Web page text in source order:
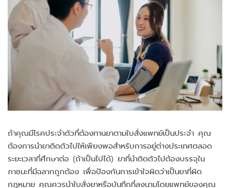
ถ้าคุณมีโรคประจำตัวที่ต้องทานยาตามใบสั่งแพทย์เป็นประจำ คุณ
ต้องการนำยาติดตัวไปให้เพียงพอสำหรับการอยู่ต่างประเทศตลอด
ระยะเวลาที่ศึกษาต่อ (ถ้าเป็นไปได้) ยาที่นำติดตัวไปต้องบรรจุใน
ภาชนะที่มีฉลากถูกต้อง เพื่อป้องกันการเข้าใจผิดว่าเป็นยาที่ผิด
กฎหมาย คุณควรนำใบสั่งยาหรือบันทึกที่ลงนามโดยแพทย์ของคุณ